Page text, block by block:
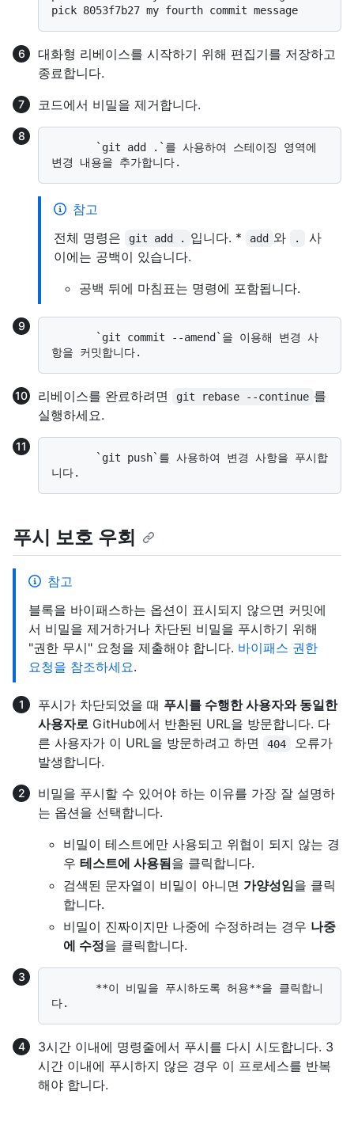
대화형 리베이스를 시작하기 위해 편집기를 저장하고
종료합니다.
코드에서 비밀을 제거합니다.
참고
전체 명령은
git add . 입니다. * add 와 .
사
이에는 공백이 있습니다.
공백 뒤에 마침표는 명령에 포함됩니다.
리베이스를 완료하려면 git rebase --continue 를
실행하세요.
푸시 보호 우회
참고
블록을 바이패스하는 옵션이 표시되지 않으면 커밋에
서 비밀을 제거하거나 차단된 비밀을 푸시하기 위해
"권한 무시" 요청을 제출해야 합니다. 바이패스 권한
요청을 참조하세요.
푸시가 차단되었을 때 푸시를 수행한 사용자와 동일한
사용자로 GitHub에서 반환된 URL을 방문합니다. 다
른 사용자가 이 URL을 방문하려고 하면
404
오류가
발생합니다.
비밀을 푸시할 수 있어야 하는 이유를 가장 잘 설명하
는 옵션을 선택합니다.
비밀이 테스트에만 사용되고 위협이 되지 않는 경
우 테스트에 사용됨을 클릭합니다.
검색된 문자열이 비밀이 아니면 가양성임을 클릭
합니다.
비밀이 진짜이지만 나중에 수정하려는 경우 나중
에 수정을 클릭합니다.
3시간 이내에 명령줄에서 푸시를 다시 시도합니다. 3
시간 이내에 푸시하지 않은 경우 이 프로세스를 반복
해야 합니다.